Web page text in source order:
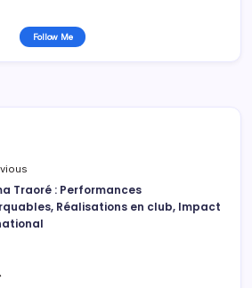
Follow Me
Traoré : Performances
Réalisations en club, Impact